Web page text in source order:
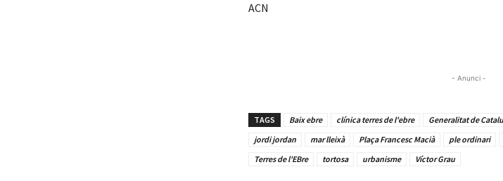
ACN
- Anunci -
TAGS Baix ebre clínica terres de l'ebre Generalitat de
jordi jordan
mar lleixà Plaça Francesc Macià ple ordinari
Terres de l'EBre
tortosa urbanisme Víctor Grau